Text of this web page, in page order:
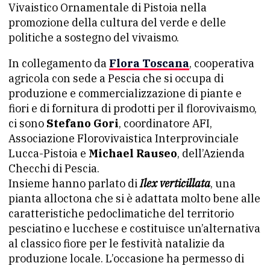
Vivaistico Ornamentale di Pistoia nella
promozione della cultura del verde e delle
politiche a sostegno del vivaismo.
In collegamento da Flora Toscana, cooperativa
agricola con sede a Pescia che si occupa di
produzione e commercializzazione di piante e
fiori e di fornitura di prodotti per il florovivaismo,
ci sono Stefano Gori, coordinatore AFI,
Associazione Florovivaistica Interprovinciale
Lucca-Pistoia e Michael Rauseo, dell’Azienda
Checchi di Pescia.
Insieme hanno parlato diIlex verticillata, una
pianta alloctona che si è adattata molto bene alle
caratteristiche pedoclimatiche del territorio
pesciatino e lucchese e costituisce un’alternativa
al classico fiore per le festività natalizie da
produzione locale. L’occasione ha permesso di